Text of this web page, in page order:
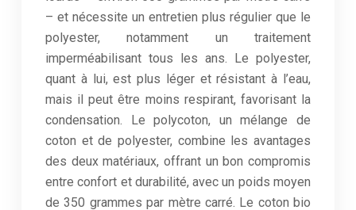
– et nécessite un entretien plus régulier que le
polyester, notamment un traitement
imperméabilisant tous les ans. Le polyester,
quant à lui, est plus léger et résistant à l’eau,
mais il peut être moins respirant, favorisant la
condensation. Le polycoton, un mélange de
coton et de polyester, combine les avantages
des deux matériaux, offrant un bon compromis
entre confort et durabilité, avec un poids moyen
de 350 grammes par mètre carré. Le coton bio